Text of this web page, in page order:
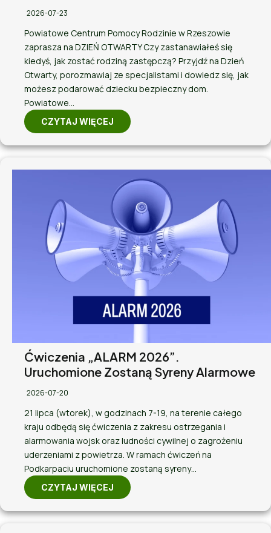
2026-07-23
Powiatowe Centrum Pomocy Rodzinie w Rzeszowie
zaprasza na DZIEŃ OTWARTY Czy zastanawiałeś się
kiedyś, jak zostać rodziną zastępczą? Przyjdź na Dzień
Otwarty, porozmawiaj ze specjalistami i dowiedz się, jak
możesz podarować dziecku bezpieczny dom.
Powiatowe…
CZYTAJ WIĘCEJ
Ćwiczenia „ALARM 2026”.
Uruchomione Zostaną Syreny Alarmowe
2026-07-20
21 lipca (wtorek), w godzinach 7-19, na terenie całego
kraju odbędą się ćwiczenia z zakresu ostrzegania i
alarmowania wojsk oraz ludności cywilnej o zagrożeniu
uderzeniami z powietrza. W ramach ćwiczeń na
Podkarpaciu uruchomione zostaną syreny…
CZYTAJ WIĘCEJ